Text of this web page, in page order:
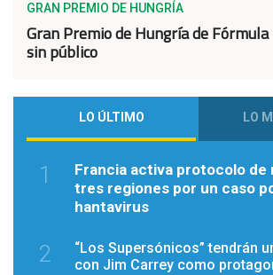
GRAN PREMIO DE HUNGRÍA
Gran Premio de Hungría de
sin público
LO ÚLTIMO LO
1
Francia activa protocolo de
tres regiones por un caso
hantavirus
2
“Los Supersónicos” tendrán
con Jim Carrey como